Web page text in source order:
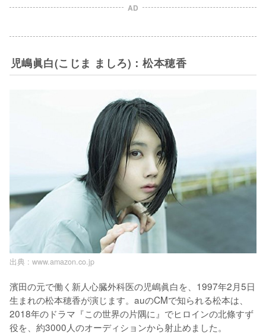
AD
児嶋眞白(こじま ましろ)：松本穂香
出典 : www.amazon.co.jp
濱田の元で働く新人心臓外科医の児嶋眞白を、1997年2月5日
生まれの松本穂香が演じます。auのCMで知られる松本は、
2018年のドラマ『この世界の片隅に』でヒロインの北條すず
役を、約3000人のオーディションから射止めました。